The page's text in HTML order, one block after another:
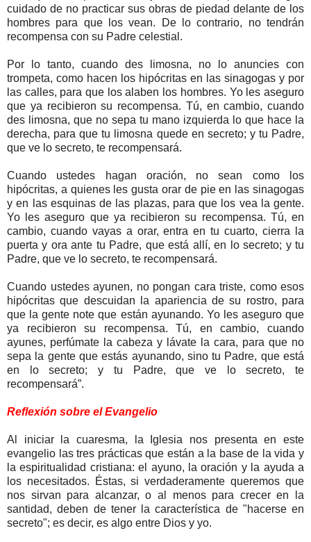
cuidado de no practicar sus obras de piedad delante de los
hombres para que los vean. De lo contrario, no tendrán
recompensa con su Padre celestial.
Por lo tanto, cuando des limosna, no lo anuncies con
trompeta, como hacen los hipócritas en las sinagogas y por
las calles, para que los alaben los hombres. Yo les aseguro
que ya recibieron su recompensa. Tú, en cambio, cuando
des limosna, que no sepa tu mano izquierda lo que hace la
derecha, para que tu limosna quede en secreto; y tu Padre,
que ve lo secreto, te recompensará.
Cuando ustedes hagan oración, no sean como los
hipócritas, a quienes les gusta orar de pie en las sinagogas
y en las esquinas de las plazas, para que los vea la gente.
Yo les aseguro que ya recibieron su recompensa. Tú, en
cambio, cuando vayas a orar, entra en tu cuarto, cierra la
puerta y ora ante tu Padre, que está allí, en lo secreto; y tu
Padre, que ve lo secreto, te recompensará.
Cuando ustedes ayunen, no pongan cara triste, como esos
hipócritas que descuidan la apariencia de su rostro, para
que la gente note que están ayunando. Yo les aseguro que
ya recibieron su recompensa. Tú, en cambio, cuando
ayunes, perfúmate la cabeza y lávate la cara, para que no
sepa la gente que estás ayunando, sino tu Padre, que está
en lo secreto; y tu Padre, que ve lo secreto, te
recompensará”.
Reflexión sobre el Evangelio
Al iniciar la cuaresma, la Iglesia nos presenta en este
evangelio las tres prácticas que están a la base de la vida y
la espiritualidad cristiana: el ayuno, la oración y la ayuda a
los necesitados. Éstas, si verdaderamente queremos que
nos sirvan para alcanzar, o al menos para crecer en la
santidad, deben de tener la característica de "hacerse en
secreto"; es decir, es algo entre Dios y yo.